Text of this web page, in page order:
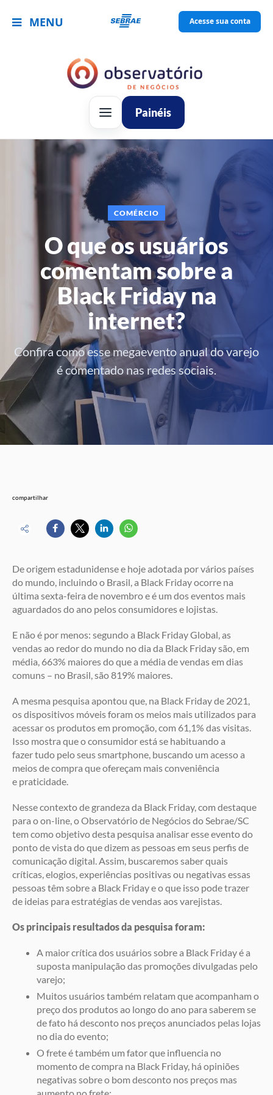
MENU Acesse sua conta
Painéis
COMÉRCIO
O que os usuários
comentam sobre a
Black Friday na
internet?
Confira como esse megaevento anual do varejo
é comentado nas redes sociais.
compartilhar
De origem estadunidense e hoje adotada por vários países
do mundo, incluindo o Brasil, a Black Friday ocorre na
última sexta-feira de novembro e é um dos eventos mais
aguardados do ano pelos consumidores e lojistas.
E não é por menos: segundo a Black Friday Global, as
vendas ao redor do mundo no dia da Black Friday são, em
média, 663% maiores do que a média de vendas em dias
comuns – no Brasil, são 819% maiores.
A mesma pesquisa apontou que, na Black Friday de 2021,
os dispositivos móveis foram os meios mais utilizados para
acessar os produtos em promoção, com 61,1% das visitas.
Isso mostra que o consumidor está se habituando a
fazer tudo pelo seus smartphone, buscando um acesso a
meios de compra que ofereçam mais conveniência
e praticidade.
Nesse contexto de grandeza da Black Friday, com destaque
para o on-line, o Observatório de Negócios do Sebrae/SC
tem como objetivo desta pesquisa analisar esse evento do
ponto de vista do que dizem as pessoas em seus perfis de
comunicação digital. Assim, buscaremos saber quais
críticas, elogios, experiências positivas ou negativas essas
pessoas têm sobre a Black Friday e o que isso pode trazer
de ideias para estratégias de vendas aos varejistas.
Os principais resultados da pesquisa foram:
A maior crítica dos usuários sobre a Black Friday é a
suposta manipulação das promoções divulgadas pelo
varejo;
Muitos usuários também relatam que acompanham o
preço dos produtos ao longo do ano para saberem se
de fato há desconto nos preços anunciados pelas lojas
no dia do evento;
O frete é também um fator que influencia no
momento de compra na Black Friday, há opiniões
negativas sobre o bom desconto nos preços mas